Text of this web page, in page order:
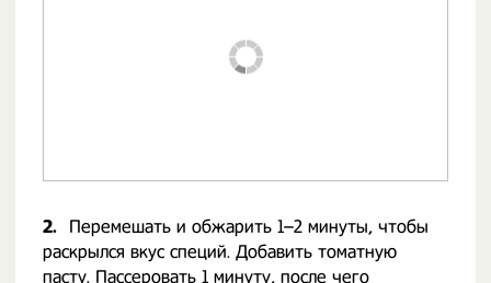
2.
Перемешать и обжарить 1–2 минуты, чтобы
раскрылся вкус специй. Добавить томатную
пасту. Пассеровать 1 минуту, после чего